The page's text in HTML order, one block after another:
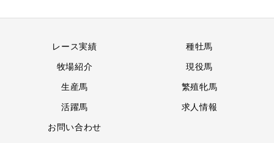
レース実績 種牡馬
牧場紹介 現役馬
生産馬 繁殖牝馬
活躍馬 求人情報
お問い合わせ